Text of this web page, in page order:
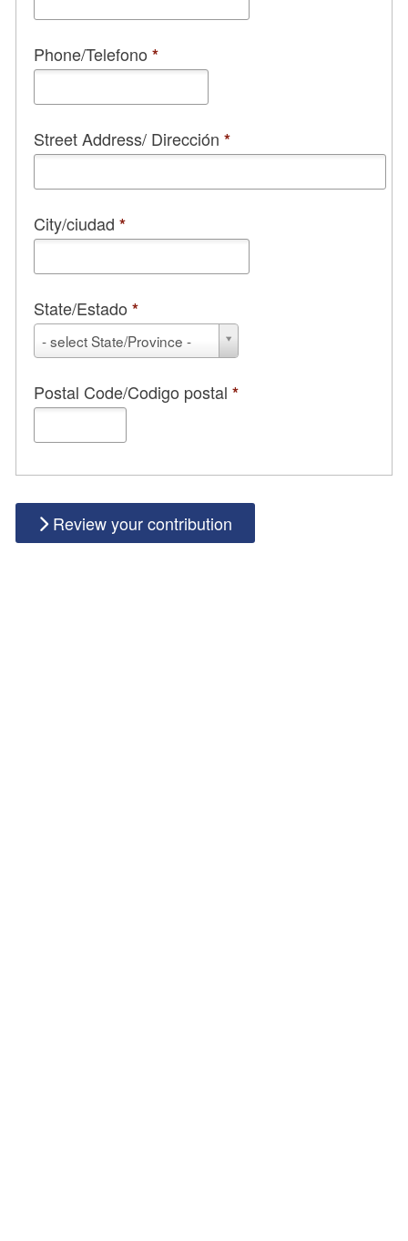
Phone/Telefono *
Street Address/ Dirección *
City/ciudad *
State/Estado *
- select State/Province -
State/Estado
Postal Code/Codigo postal *
Review your contribution